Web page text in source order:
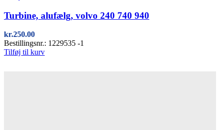
Turbine, alufælg, volvo 240 740 940
kr.250.00
Bestillingsnr.: 1229535 -1
Tilføj til kurv